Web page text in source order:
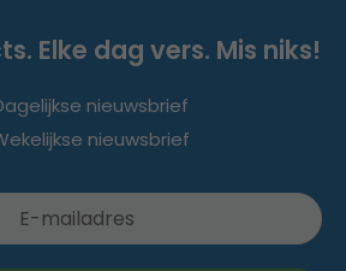
Elke dag vers. Mis niks!
nieuwsbrief
nieuwsbrief